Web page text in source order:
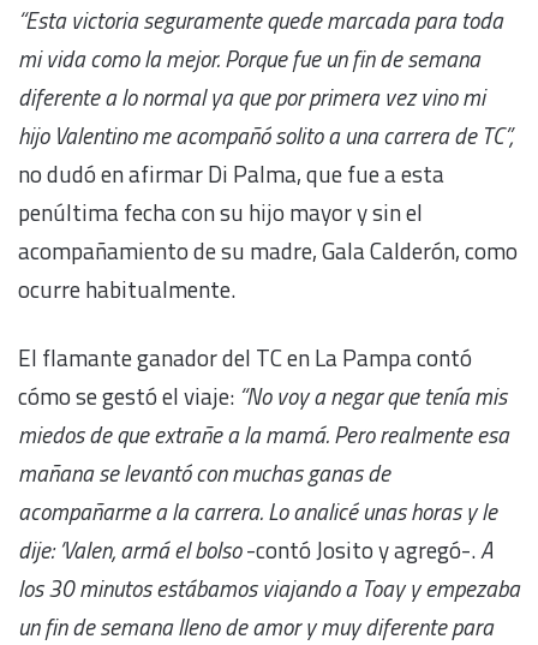
“Esta victoria seguramente quede marcada para toda
mi vida como la mejor. Porque fue un fin de semana
diferente a lo normal ya que por primera vez vino mi
hijo Valentino me acompañó solito a una carrera de TC”,
no dudó en afirmar Di Palma, que fue a esta
penúltima fecha con su hijo mayor y sin el
acompañamiento de su madre, Gala Calderón, como
ocurre habitualmente.
El flamante ganador del TC en La Pampa contó
cómo se gestó el viaje: “No voy a negar que tenía mis
miedos de que extrañe a la mamá. Pero realmente esa
mañana se levantó con muchas ganas de
acompañarme a la carrera. Lo analicé unas horas y le
dije: ‘Valen, armá el bolso-contó Josito y agregó-.A
los 30 minutos estábamos viajando a Toay y empezaba
un fin de semana lleno de amor y muy diferente para